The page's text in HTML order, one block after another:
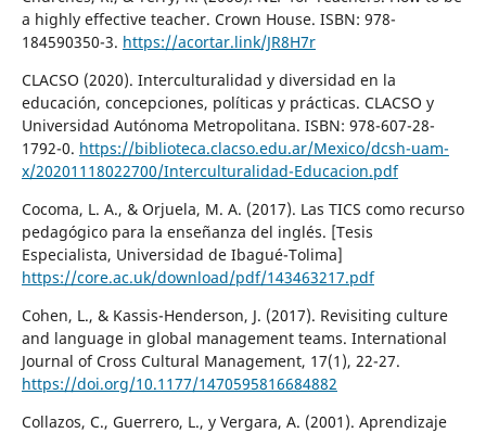
a highly effective teacher. Crown House. ISBN: 978-
184590350-3. https://acortar.link/JR8H7r
CLACSO (2020). Interculturalidad y diversidad en la
educación, concepciones, políticas y prácticas. CLACSO y
Universidad Autónoma Metropolitana. ISBN: 978-607-28-
1792-0. https://biblioteca.clacso.edu.ar/Mexico/dcsh-uam-
x/20201118022700/Interculturalidad-Educacion.pdf
Cocoma, L. A., & Orjuela, M. A. (2017). Las TICS como recurso
pedagógico para la enseñanza del inglés. [Tesis
Especialista, Universidad de Ibagué-Tolima]
https://core.ac.uk/download/pdf/143463217.pdf
Cohen, L., & Kassis-Henderson, J. (2017). Revisiting culture
and language in global management teams. International
Journal of Cross Cultural Management, 17(1), 22-27.
https://doi.org/10.1177/1470595816684882
Collazos, C., Guerrero, L., y Vergara, A. (2001). Aprendizaje